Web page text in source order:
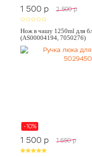
1 500 p 2 500 p
Нож в чашу 1250ml для
(AS00004194, 7050276)
-10%
1 500 p 1 650 p